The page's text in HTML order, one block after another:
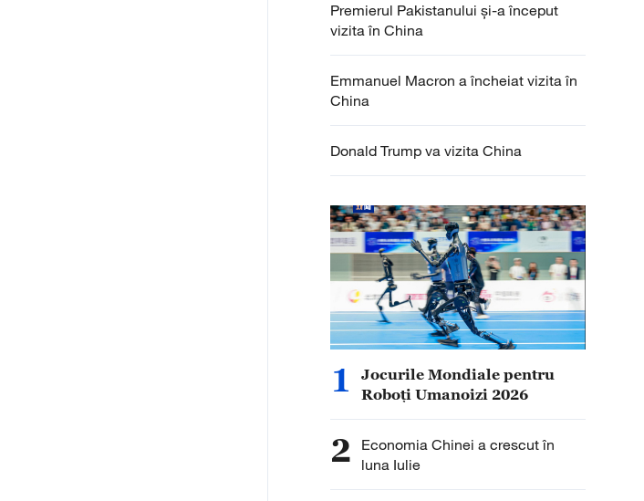
Premierul Pakistanului și-a început
vizita în China
Emmanuel Macron a încheiat vizita în
China
Donald Trump va vizita China
1
Jocurile Mondiale pentru
Roboți Umanoizi 2026
2
Economia Chinei a crescut în
luna Iulie